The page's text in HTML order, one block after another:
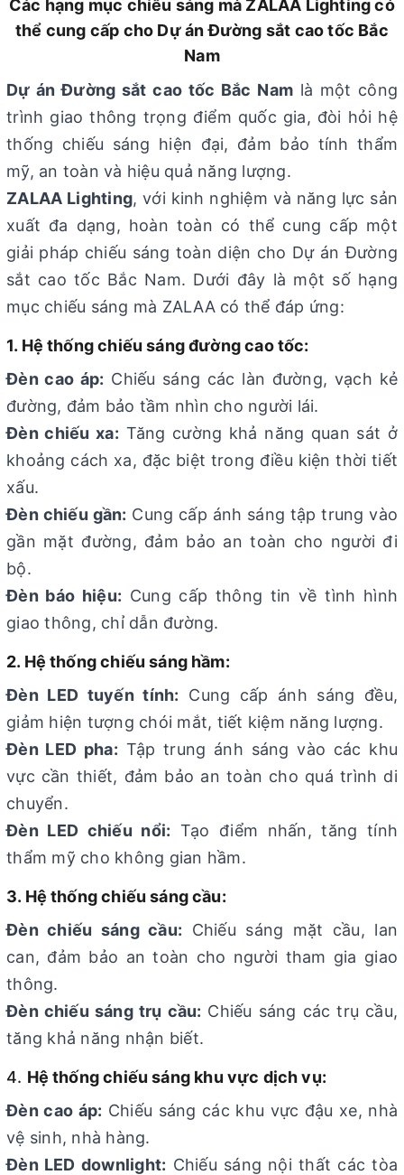
Các hạng mục chiếu sáng mà ZALAA Lighting có
thể cung cấp cho Dự án Đường sắt cao tốc Bắc
Nam
Dự án Đường sắt cao tốc Bắc Nam là một công
trình giao thông trọng điểm quốc gia, đòi hỏi hệ
thống chiếu sáng hiện đại, đảm bảo tính thẩm
mỹ, an toàn và hiệu quả năng lượng.
ZALAA Lighting, với kinh nghiệm và năng lực sản
xuất đa dạng, hoàn toàn có thể cung cấp một
giải pháp chiếu sáng toàn diện cho Dự án Đường
sắt cao tốc Bắc Nam. Dưới đây là một số hạng
mục chiếu sáng mà ZALAA có thể đáp ứng:
1. Hệ thống chiếu sáng đường cao tốc:
Đèn cao áp: Chiếu sáng các làn đường, vạch kẻ
đường, đảm bảo tầm nhìn cho người lái.
Đèn chiếu xa: Tăng cường khả năng quan sát ở
khoảng cách xa, đặc biệt trong điều kiện thời tiết
xấu.
Đèn chiếu gần: Cung cấp ánh sáng tập trung vào
gần mặt đường, đảm bảo an toàn cho người đi
bộ.
Đèn báo hiệu: Cung cấp thông tin về tình hình
giao thông, chỉ dẫn đường.
2. Hệ thống chiếu sáng hầm:
Đèn LED tuyến tính: Cung cấp ánh sáng đều,
giảm hiện tượng chói mắt, tiết kiệm năng lượng.
Đèn LED pha: Tập trung ánh sáng vào các khu
vực cần thiết, đảm bảo an toàn cho quá trình di
chuyển.
Đèn LED chiếu nổi: Tạo điểm nhấn, tăng tính
thẩm mỹ cho không gian hầm.
3. Hệ thống chiếu sáng cầu:
Đèn chiếu sáng cầu: Chiếu sáng mặt cầu, lan
can, đảm bảo an toàn cho người tham gia giao
thông.
Đèn chiếu sáng trụ cầu: Chiếu sáng các trụ cầu,
tăng khả năng nhận biết.
4. Hệ thống chiếu sáng khu vực dịch vụ:
Đèn cao áp: Chiếu sáng các khu vực đậu xe, nhà
vệ sinh, nhà hàng.
Đèn LED downlight: Chiếu sáng nội thất các tòa